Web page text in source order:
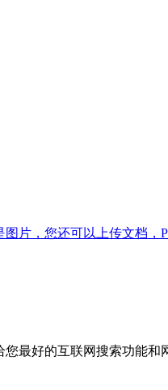
片，您还可以上传文档
最好的互联网搜索功能和